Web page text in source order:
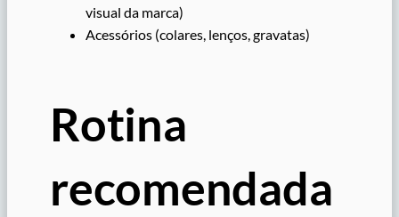
visual da marca)
Acessórios (colares, lenços, gravatas)
Rotina
recomendada